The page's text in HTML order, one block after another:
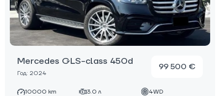
Mercedes GLS-class 450d
Год: 2024
99 500 €
10000 km 3.0 л 4WD